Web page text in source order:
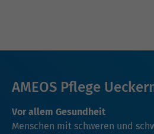
AMEOS Pflege
Vor allem Gesundheit
Menschen mit schweren und